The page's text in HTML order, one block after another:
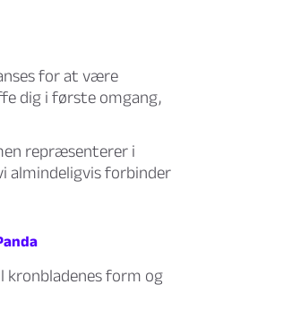
for at være
dig i første omgang,
repræsenterer i
almindeligvis forbinder
kronbladenes form og